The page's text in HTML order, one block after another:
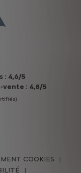
: 4,6/5
vente : 4,8/5
COOKIES